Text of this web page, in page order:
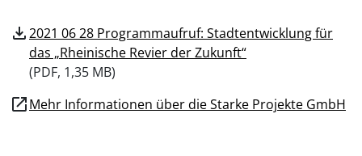
download2021 06 28 Programmaufruf: Stadtentwicklung für
das „Rheinische Revier der Zukunft“
(PDF, 1,35 MB)
open_in_newMehr Informationen über die Starke Projekte GmbH